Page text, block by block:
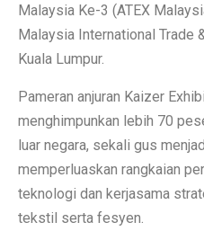
Malaysia Ke-3 (ATEX
Malaysia International Trade
Kuala Lumpur.
Pameran anjuran Kaizer
menghimpunkan lebih 70
luar negara, sekali gus
memperluaskan rangkaian
teknologi dan kerjasama
tekstil serta fesyen.